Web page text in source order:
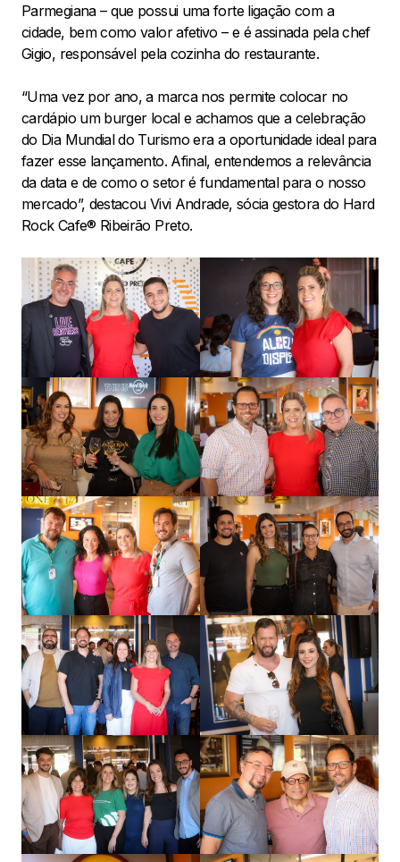
Parmegiana – que possui uma forte ligação com a
cidade, bem como valor afetivo – e é assinada pela chef
Gigio, responsável pela cozinha do restaurante.
“Uma vez por ano, a marca nos permite colocar no
cardápio um burger local e achamos que a celebração
do Dia Mundial do Turismo era a oportunidade ideal para
fazer esse lançamento. Afinal, entendemos a relevância
da data e de como o setor é fundamental para o nosso
mercado”, destacou Vivi Andrade, sócia gestora do Hard
Rock Cafe® Ribeirão Preto.